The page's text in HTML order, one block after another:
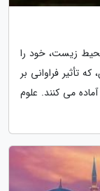
زیست، خود را
تأثیر فراوانی بر
می کنند. علوم